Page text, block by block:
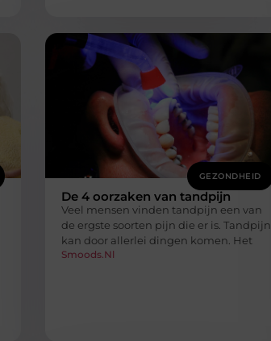
GEZONDHEID
De 4 oorzaken van tandpijn
Veel mensen vinden tandpijn een van
de ergste soorten pijn die er is. Tandpijn
kan door allerlei dingen komen. Het
Smoods.nl